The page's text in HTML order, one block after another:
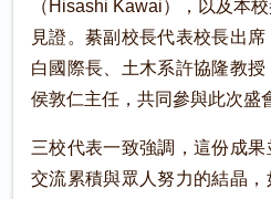
（Hisashi Kawai），以及本
見證。綦副校長代表校長出
白國際長、土木系許協隆教
侯敦仁主任，共同參與此次盛
三校代表一致強調，這份成
交流累積與眾人努力的結晶